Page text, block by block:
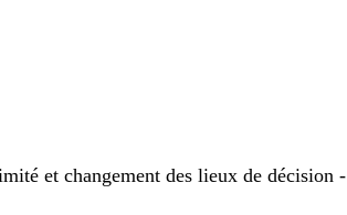
et changement des lieux de décision -